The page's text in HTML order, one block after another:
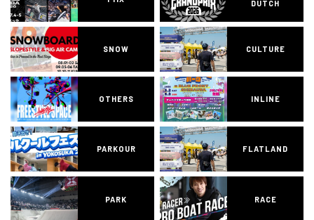
DUTCH
SNOW CULTURE
OTHERS INLINE
PARKOUR FLATLAND
PARK RACE